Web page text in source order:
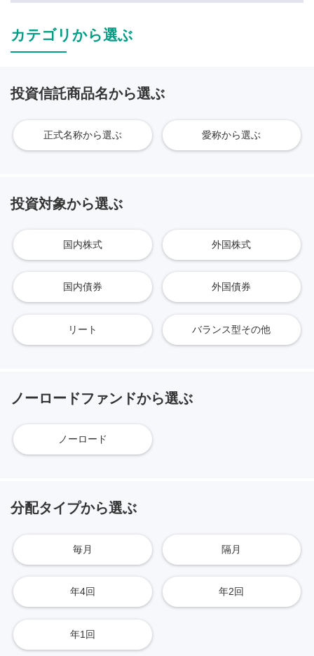
カテゴリから選ぶ
投資信託商品名から選ぶ
正式名称から選ぶ 愛称から選ぶ
投資対象から選ぶ
国内株式 外国株式
国内債券 外国債券
リート バランス型その他
ノーロードファンドから選ぶ
ノーロード
分配タイプから選ぶ
毎月 隔月
年4回 年2回
年1回